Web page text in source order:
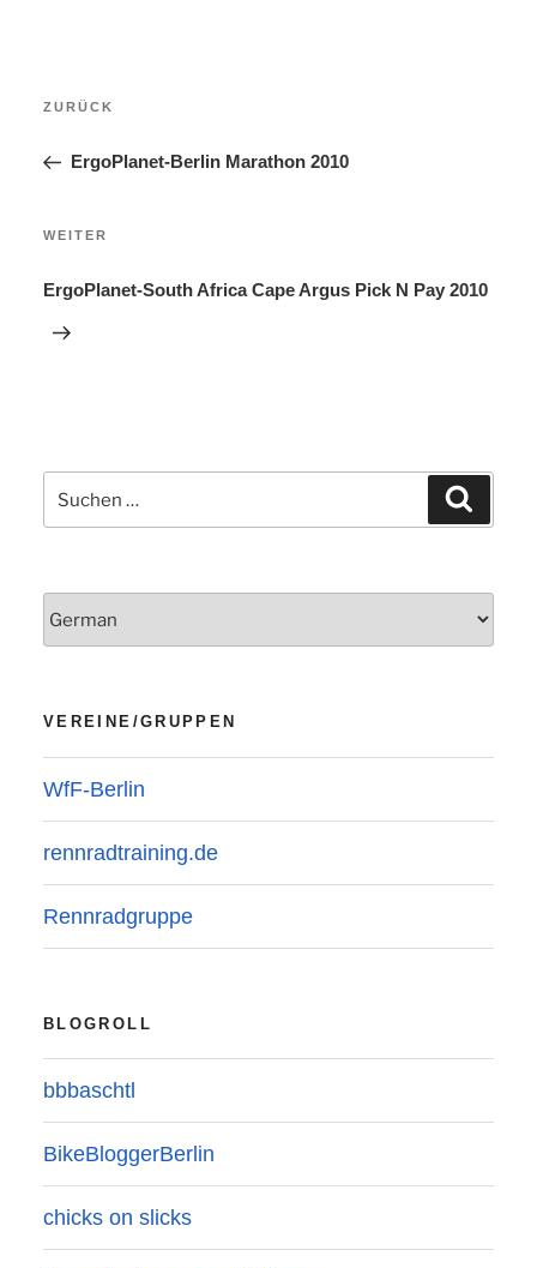
Vorheriger
ZURÜCK
ErgoPlanet-Berlin Marathon 2010
Nächster
WEITER
ErgoPlanet-South Africa Cape Argus Pick N Pay 2010
Suchen
nach:
VEREINE/GRUPPEN
WfF-Berlin
rennradtraining.de
Rennradgruppe
BLOGROLL
bbbaschtl
BikeBloggerBerlin
chicks on slicks